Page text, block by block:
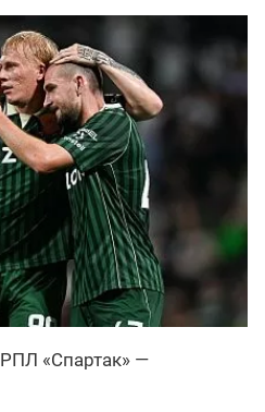
«Спартак» —